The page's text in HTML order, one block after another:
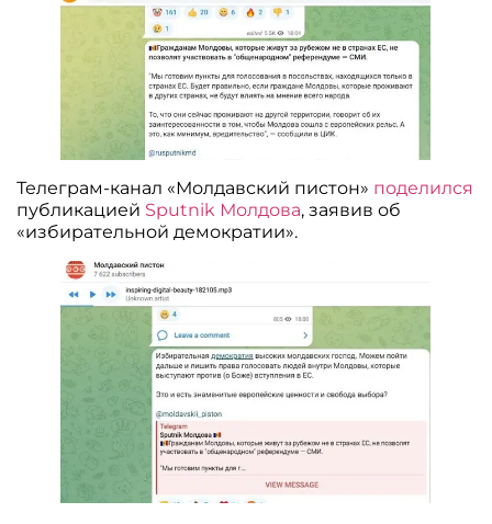
Телеграм-канал «Молдавский пистон» поделился
публикацией Sputnik Молдова, заявив об
«избирательной демократии».